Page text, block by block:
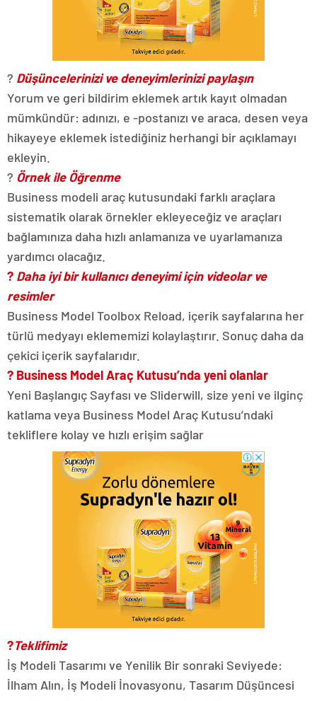
? Düşüncelerinizi ve deneyimlerinizi paylaşın
Yorum ve geri bildirim eklemek artık kayıt olmadan
mümkündür: adınızı, e -postanızı ve araca, desen veya
hikayeye eklemek istediğiniz herhangi bir açıklamayı
ekleyin.
? Örnek ile Öğrenme
Business modeli araç kutusundaki farklı araçlara
sistematik olarak örnekler ekleyeceğiz ve araçları
bağlamınıza daha hızlı anlamanıza ve uyarlamanıza
yardımcı olacağız.
? Daha iyi bir kullanıcı deneyimi için videolar ve
resimler
Business Model Toolbox Reload, içerik sayfalarına her
türlü medyayı eklememizi kolaylaştırır. Sonuç daha da
çekici içerik sayfalarıdır.
? Business Model Araç Kutusu’nda yeni olanlar
Yeni Başlangıç ​​Sayfası ve Sliderwill, size yeni ve ilginç
katlama veya Business Model Araç Kutusu’ndaki
tekliflere kolay ve hızlı erişim sağlar
?Teklifimiz
İş Modeli Tasarımı ve Yenilik Bir sonraki Seviyede:
İlham Alın, İş Modeli İnovasyonu, Tasarım Düşüncesi